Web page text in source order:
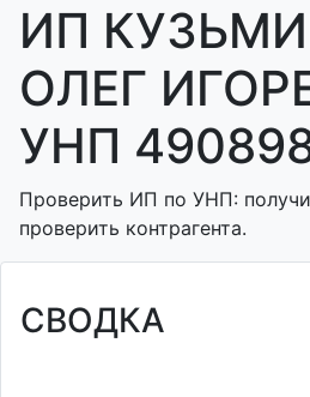
ИП
ОЛЕГ
УНП
Проверить ИП по УНП:
проверить контрагента.
СВОДКА